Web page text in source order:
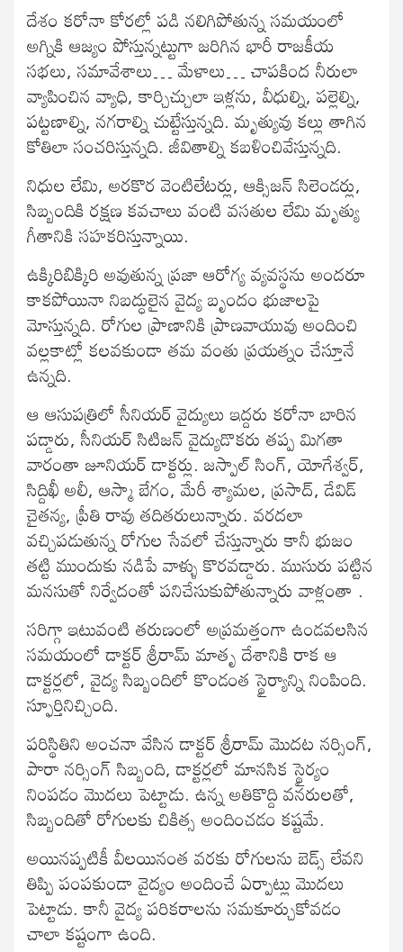
దేశం కరోనా కోరల్లో పడి నలిగిపోతున్న సమయంలో
అగ్నికి ఆజ్యం పోస్తున్నట్టుగా జరిగిన భారీ రాజకీయ
సభలు, సమావేశాలు… మేళాలు… చాపకింద నీరులా
వ్యాపించిన వ్యాధి, కార్చిచ్చులా ఇళ్లను, వీధుల్ని, పల్లెల్ని,
పట్టణాల్ని, నగరాల్ని చుట్టేస్తున్నది. మృత్యువు కల్లు తాగిన
కోతిలా సంచరిస్తున్నది. జీవితాల్ని కబళించివేస్తున్నది.
నిధుల లేమి, అరకొర వెంటిలేటర్లు, ఆక్సిజన్ సిలెండర్లు,
సిబ్బందికి రక్షణ కవచాలు వంటి వసతుల లేమి మృత్యు
గీతానికి సహకరిస్తున్నాయి.
ఉక్కిరిబిక్కిరి అవుతున్న ప్రజా ఆరోగ్య వ్యవస్థను అందరూ
కాకపోయినా నిబద్ధులైన వైద్య బృందం భుజాలపై
మోస్తున్నది. రోగుల ప్రాణానికి ప్రాణవాయువు అందించి
వల్లకాట్లో కలవకుండా తమ వంతు ప్రయత్నం చేస్తూనే
ఉన్నది.
ఆ ఆసుపత్రిలో సీనియర్ వైద్యులు ఇద్దరు కరోనా బారిన
పడ్డారు, సీనియర్ సిటిజన్ వైద్యుడొకరు తప్ప మిగతా
వారంతా జూనియర్ డాక్టర్లు. జస్పాల్ సింగ్, యోగేశ్వర్,
సిద్దిఖీ అలీ, ఆస్మా బేగం, మేరీ శ్యామల, ప్రసాద్, డేవిడ్
చైతన్య, ప్రీతి రావు తదితరులున్నారు. వరదలా
వచ్చిపడుతున్న రోగుల సేవలో చేస్తున్నారు కానీ భుజం
తట్టి ముందుకు నడిపే వాళ్ళు కొరవడ్డారు. ముసురు పట్టిన
మనసుతో నిర్వేదంతో పనిచేసుకుపోతున్నారు వాళ్లంతా .
సరిగ్గా ఇటువంటి తరుణంలో అప్రమత్తంగా ఉండవలసిన
సమయంలో డాక్టర్ శ్రీరామ్ మాతృ దేశానికి రాక ఆ
డాక్టర్లలో, వైద్య సిబ్బందిలో కొండంత స్థైర్యాన్ని నింపింది.
స్ఫూర్తినిచ్చింది.
పరిస్థితిని అంచనా వేసిన డాక్టర్ శ్రీరామ్ మొదట నర్సింగ్,
పారా నర్సింగ్ సిబ్బంది, డాక్టర్లలో మానసిక స్థైర్యం
నింపడం మొదలు పెట్టాడు. ఉన్న అతికొద్ది వనరులతో,
సిబ్బందితో రోగులకు చికిత్స అందించడం కష్టమే.
అయినప్పటికీ వీలయినంత వరకు రోగులను బెడ్స్ లేవని
తిప్పి పంపకుండా వైద్యం అందించే ఏర్పాట్లు మొదలు
పెట్టాడు. కానీ వైద్య పరికరాలను సమకూర్చుకోవడం
చాలా కష్టంగా ఉంది.